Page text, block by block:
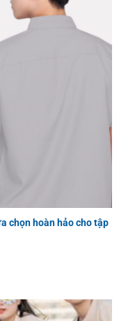
chọn hoàn hảo cho tập